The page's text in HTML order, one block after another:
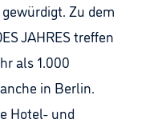
Zu dem
JAHRES treffen
als 1.000
in Berlin.
Hotel- und